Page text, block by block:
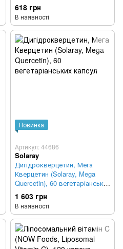
618 грн
В наявності
Новинка
Артикул: 44686
Solaray
Дигідрокверцетин, Мега
Кверцетин (Solaray, Mega
Quercetin), 60 вегетаріанських
капсул
1 603 грн
В наявності